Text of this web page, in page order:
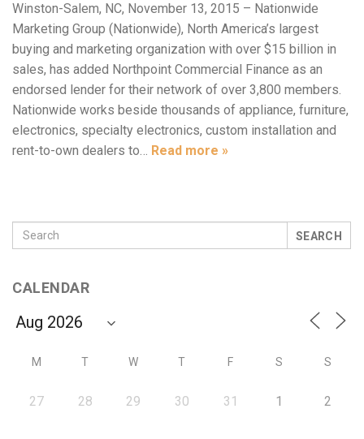
Winston-Salem, NC, November 13, 2015 – Nationwide
Marketing Group (Nationwide), North America’s largest
buying and marketing organization with over $15 billion in
sales, has added Northpoint Commercial Finance as an
endorsed lender for their network of over 3,800 members.
Nationwide works beside thousands of appliance, furniture,
electronics, specialty electronics, custom installation and
rent-to-own dealers to… Read more »
SEARCH
CALENDAR
M T W T F S S
27 28 29 30 31 1 2